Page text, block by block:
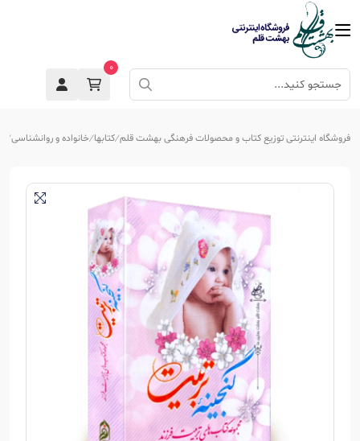
0
فروشگاه اینترنتی توزیع کتاب و محصولات فرهنگی بهشت قلم کتابها خانواده و روانشناسی